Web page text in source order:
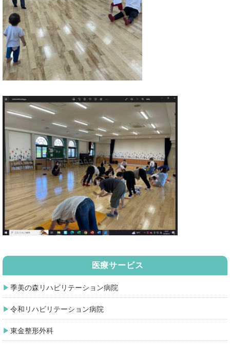
医療サービス
季美の森リハビリテーション病院
令和リハビリテーション病院
東金整形外科